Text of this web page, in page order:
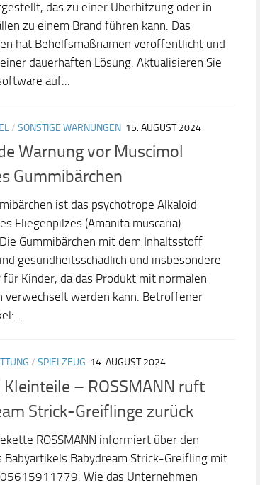
das zu einer Überhitzung oder in
zu einem Brand führen kann. Das
hat Behelfsmaßnamen veröffentlicht und
dauerhaften Lösung. Aktualisieren Sie
auf...
/ SONSTIGE WARNUNGEN 15. AUGUST 2024
Warnung vor Muscimol
Gummibärchen
ist das psychotrope Alkaloid
Fliegenpilzes (Amanita muscaria)
Gummibärchen mit dem Inhaltsstoff
gesundheitsschädlich und insbesondere
für Kinder, da das Produkt mit normalen
verwechselt werden kann. Betroffener
/ SPIELZEUG 14. AUGUST 2024
Kleinteile – ROSSMANN ruft
Strick-Greiflinge zurück
ROSSMANN informiert über den
Babyartikels Babydream Strick-Greifling mit
Wie das Unternehmen